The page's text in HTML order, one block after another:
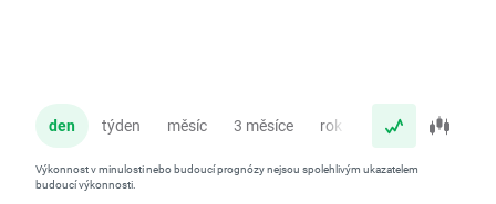
den týden měsíc 3 měsíce rok
Výkonnost v minulosti nebo budoucí prognózy nejsou spolehlivým ukazatelem
budoucí výkonnosti.